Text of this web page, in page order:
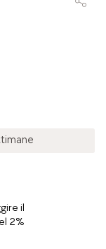
il
2%